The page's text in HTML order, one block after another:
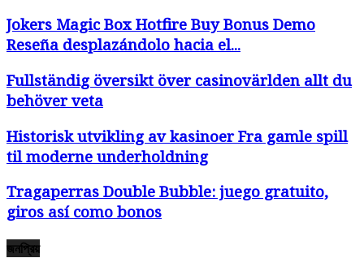
Jokers Magic Box Hotfire Buy Bonus Demo
Reseña desplazándolo hacia el...
Fullständig översikt över casinovärlden allt du
behöver veta
Historisk utvikling av kasinoer Fra gamle spill
til moderne underholdning
Tragaperras Double Bubble: juego gratuito,
giros así­ como bonos
জনপ্রিয়